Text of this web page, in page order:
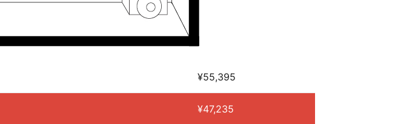
¥55,395
¥47,235